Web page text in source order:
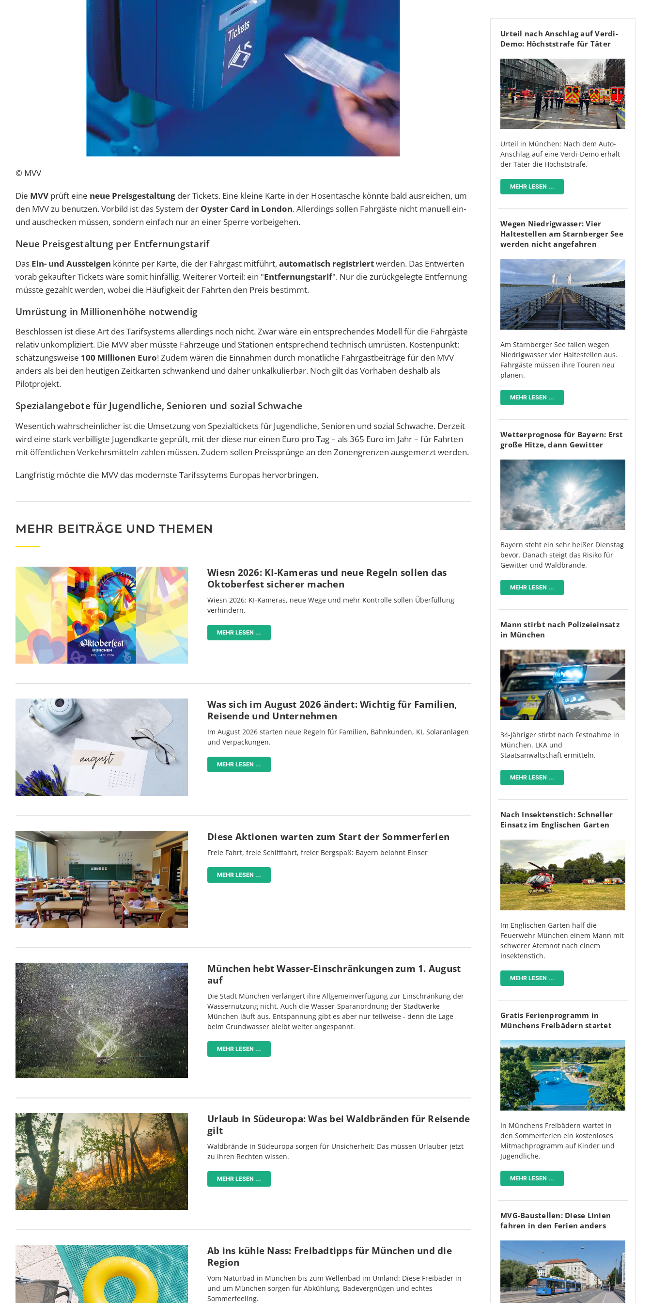
© MVV
Die MVV prüft eine neue Preisgestaltung der Tickets. Eine kleine Karte in der Hosentasche könnte bald ausreichen, um
den MVV zu benutzen. Vorbild ist das System der Oyster Card in London. Allerdings sollen Fahrgäste nicht manuell ein-
und auschecken müssen, sondern einfach nur an einer Sperre vorbeigehen.
Neue Preisgestaltung per Entfernungstarif
Das Ein- und Aussteigen könnte per Karte, die der Fahrgast mitführt, automatisch registriertwerden. Das Entwerten
vorab gekaufter Tickets wäre somit hinfällig. Weiterer Vorteil: ein "Entfernungstarif". Nur die zurückgelegte Entfernung
müsste gezahlt werden, wobei die Häufigkeit der Fahrten den Preis bestimmt.
Umrüstung in Millionenhöhe notwendig
Beschlossen ist diese Art des Tarifsystems allerdings noch nicht. Zwar wäre ein entsprechendes Modell für die Fahrgäste
relativ unkompliziert. Die MVV aber müsste Fahrzeuge und Stationen entsprechend technisch umrüsten. Kostenpunkt:
schätzungsweise 100 Millionen Euro! Zudem wären die Einnahmen durch monatliche Fahrgastbeiträge für den MVV
anders als bei den heutigen Zeitkarten schwankend und daher unkalkulierbar. Noch gilt das Vorhaben deshalb als
Pilotprojekt.
Spezialangebote für Jugendliche, Senioren und sozial Schwache
Wesentich wahrscheinlicher ist die Umsetzung von Spezialtickets für Jugendliche, Senioren und sozial Schwache. Derzeit
wird eine stark verbilligte Jugendkarte geprüft, mit der diese nur einen Euro pro Tag – als 365 Euro im Jahr – für Fahrten
mit öffentlichen Verkehrsmitteln zahlen müssen. Zudem sollen Preissprünge an den Zonengrenzen ausgemerzt werden.
Langfristig möchte die MVV das modernste Tarifssytems Europas hervorbringen.
MEHR BEITRÄGE UND THEMEN
Wiesn 2026: KI-Kameras und neue Regeln sollen das
Oktoberfest sicherer machen
Wiesn 2026: KI-Kameras, neue Wege und mehr Kontrolle sollen Überfüllung
verhindern.
MEHR LESEN ...
Was sich im August 2026 ändert: Wichtig für Familien,
Reisende und Unternehmen
Im August 2026 starten neue Regeln für Familien, Bahnkunden, KI, Solaranlagen
und Verpackungen.
MEHR LESEN ...
Diese Aktionen warten zum Start der Sommerferien
Freie Fahrt, freie Schifffahrt, freier Bergspaß: Bayern belohnt Einser
MEHR LESEN ...
München hebt Wasser-Einschränkungen zum 1. August
auf
Die Stadt München verlängert ihre Allgemeinverfügung zur Einschränkung der
Wassernutzung nicht. Auch die Wasser-Sparanordnung der Stadtwerke
München läuft aus. Entspannung gibt es aber nur teilweise - denn die Lage
beim Grundwasser bleibt weiter angespannt.
MEHR LESEN ...
Urlaub in Südeuropa: Was bei Waldbränden für Reisende
gilt
Waldbrände in Südeuropa sorgen für Unsicherheit: Das müssen Urlauber jetzt
zu ihren Rechten wissen.
MEHR LESEN ...
Ab ins kühle Nass: Freibadtipps für München und die
Region
Vom Naturbad in München bis zum Wellenbad im Umland: Diese Freibäder in
und um München sorgen für Abkühlung, Badevergnügen und echtes
Sommerfeeling.
Urteil nach Anschlag auf Verdi-
Demo: Höchststrafe für Täter
Urteil in München: Nach dem Auto-
Anschlag auf eine Verdi-Demo erhält
der Täter die Höchststrafe.
MEHR LESEN ...
Wegen Niedrigwasser: Vier
Haltestellen am Starnberger See
werden nicht angefahren
Am Starnberger See fallen wegen
Niedrigwasser vier Haltestellen aus.
Fahrgäste müssen ihre Touren neu
planen.
MEHR LESEN ...
Wetterprognose für Bayern: Erst
große Hitze, dann Gewitter
Bayern steht ein sehr heißer Dienstag
bevor. Danach steigt das Risiko für
Gewitter und Waldbrände.
MEHR LESEN ...
Mann stirbt nach Polizeieinsatz
in München
34-Jähriger stirbt nach Festnahme in
München. LKA und
Staatsanwaltschaft ermitteln.
MEHR LESEN ...
Nach Insektenstich: Schneller
Einsatz im Englischen Garten
Im Englischen Garten half die
Feuerwehr München einem Mann mit
schwerer Atemnot nach einem
Insektenstich.
MEHR LESEN ...
Gratis Ferienprogramm in
Münchens Freibädern startet
In Münchens Freibädern wartet in
den Sommerferien ein kostenloses
Mitmachprogramm auf Kinder und
Jugendliche.
MEHR LESEN ...
MVG-Baustellen: Diese Linien
fahren in den Ferien anders